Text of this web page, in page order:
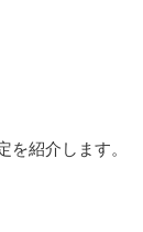
紹介します。